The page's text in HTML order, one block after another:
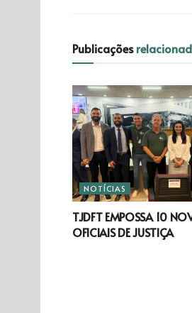
Publicações
NOTÍCIAS
TJDFT EMPOSSA 10
OFICIAIS DE JUSTIÇA